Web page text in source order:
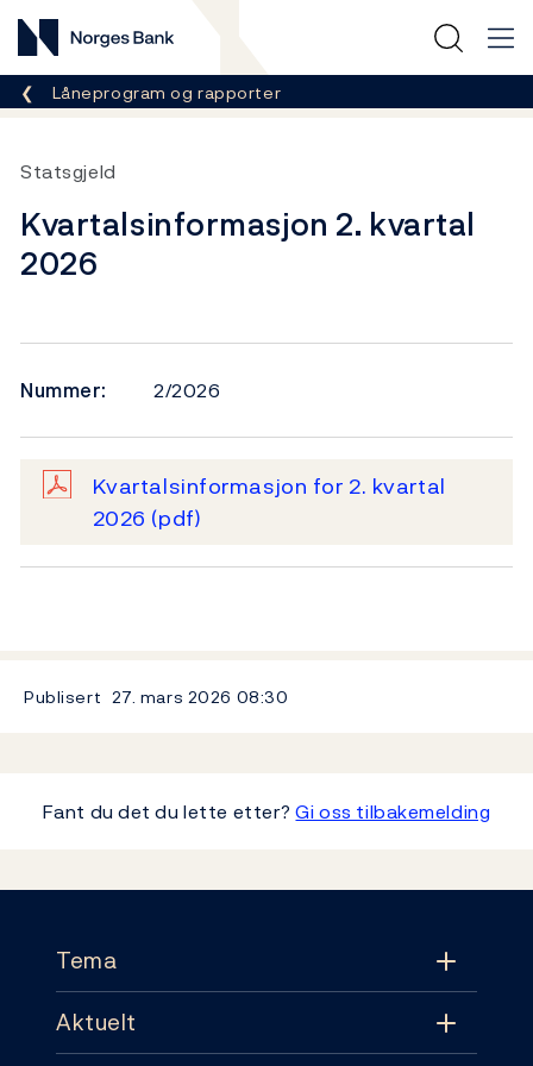
Norges Bank
Her er du nå:
Låneprogram og rapporter
Statsgjeld
Kvartalsinformasjon 2. kvartal
2026
Nummer: 2/2026
Kvartalsinformasjon for 2. kvartal
2026 (pdf)
Publisert 27. mars 2026 08:30
Fant du det du lette etter?Gi oss tilbakemelding
Tema
Tema
Aktuelt